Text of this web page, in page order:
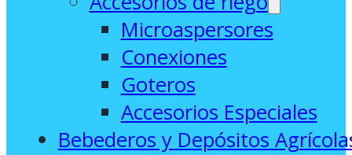
Microaspersores
Conexiones
Goteros
Accesorios Especiales
Bebederos y Depósitos